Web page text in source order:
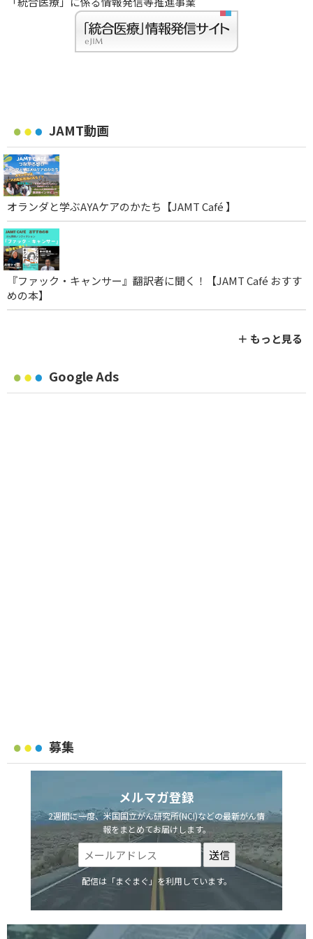
JAMT動画
オランダと学ぶAYAケアのかたち【JAMT Café 】
『ファック・キャンサー』翻訳者に聞く！【JAMT Café おすす
めの本】
＋ もっと見る
Google Ads
募集
メルマガ登録
2週間に一度、米国国立がん研究所(NCI)などの最新がん情
報をまとめてお届けします。
配信は「まぐまぐ」を利用しています。